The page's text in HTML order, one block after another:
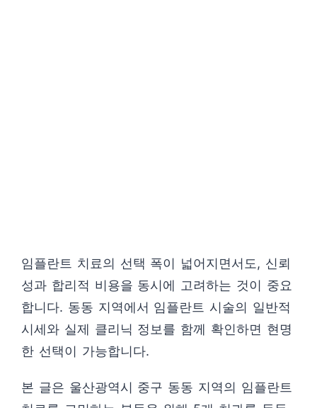
임플란트 치료의 선택 폭이 넓어지면서도, 신뢰
성과 합리적 비용을 동시에 고려하는 것이 중요
합니다. 동동 지역에서 임플란트 시술의 일반적
시세와 실제 클리닉 정보를 함께 확인하면 현명
한 선택이 가능합니다.
본 글은 울산광역시 중구 동동 지역의 임플란트